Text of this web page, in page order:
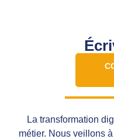
La transformation
métier. Nous veillons